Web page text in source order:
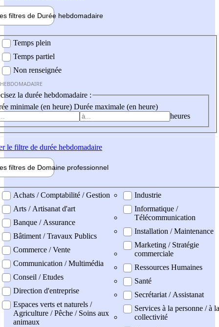
filtres de Durée hebdomadaire
Temps plein
Temps partiel
Non renseignée
la durée hebdomadaire :
minimale (en heure) Durée maximale (en heure)
heures
le filtre de durée hebdomadaire
filtres de Domaine professionnel
professionel
Achats / Comptabilité / Gestion
Arts / Artisanat d'art
Banque / Assurance
Bâtiment / Travaux Publics
Commerce / Vente
Communication / Multimédia
Conseil / Etudes
Direction d'entreprise
Espaces verts et naturels /
Agriculture / Pêche / Soins aux
animaux
Industrie
Informatique /
Télécommunication
Installation / Maintenance
Marketing / Stratégie
commerciale
Ressources Humaines
Santé
Secrétariat / Assistanat
Services à la personne / à la
collectivité